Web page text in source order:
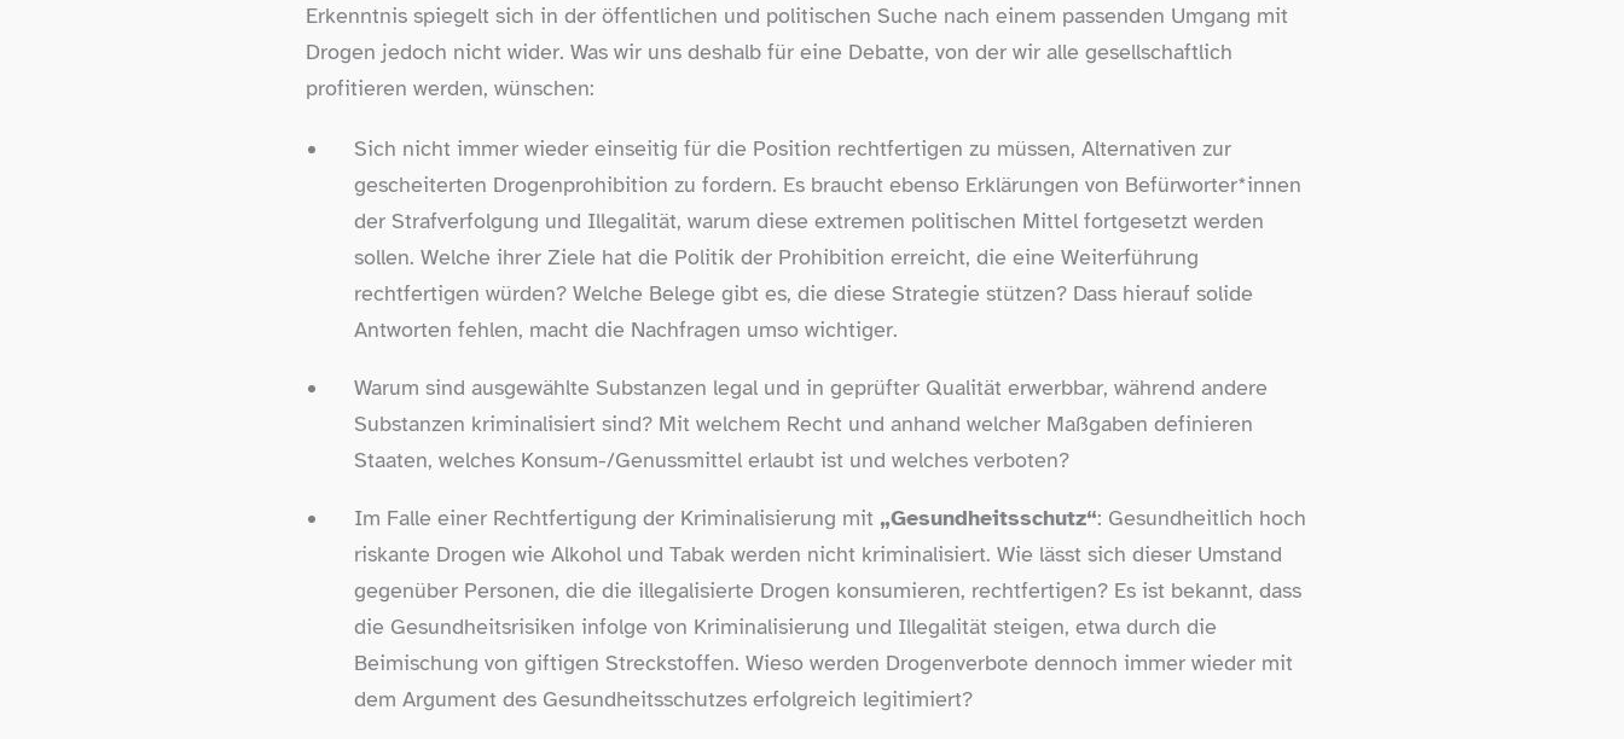
Erkenntnis spiegelt sich in der öffentlichen und politischen Suche nach einem passenden Umgang mit
Drogen jedoch nicht wider. Was wir uns deshalb für eine Debatte, von der wir alle gesellschaftlich
profitieren werden, wünschen:
Sich nicht immer wieder einseitig für die Position rechtfertigen zu müssen, Alternativen zur
gescheiterten Drogenprohibition zu fordern. Es braucht ebenso Erklärungen von Befürworter*innen
der Strafverfolgung und Illegalität, warum diese extremen politischen Mittel fortgesetzt werden
sollen. Welche ihrer Ziele hat die Politik der Prohibition erreicht, die eine Weiterführung
rechtfertigen würden? Welche Belege gibt es, die diese Strategie stützen? Dass hierauf solide
Antworten fehlen, macht die Nachfragen umso wichtiger.
Warum sind ausgewählte Substanzen legal und in geprüfter Qualität erwerbbar, während andere
Substanzen kriminalisiert sind? Mit welchem Recht und anhand welcher Maßgaben definieren
Staaten, welches Konsum-​/​Genussmittel erlaubt ist und welches verboten?
Im Falle einer Rechtfertigung der Kriminalisierung mit „Gesundheitsschutz“: Gesundheitlich hoch
riskante Drogen wie Alkohol und Tabak werden nicht kriminalisiert. Wie lässt sich dieser Umstand
gegenüber Personen, die die illegalisierte Drogen konsumieren, rechtfertigen? Es ist bekannt, dass
die Gesundheitsrisiken infolge von Kriminalisierung und Illegalität steigen, etwa durch die
Beimischung von giftigen Streckstoffen. Wieso werden Drogenverbote dennoch immer wieder mit
dem Argument des Gesundheitsschutzes erfolgreich legitimiert?